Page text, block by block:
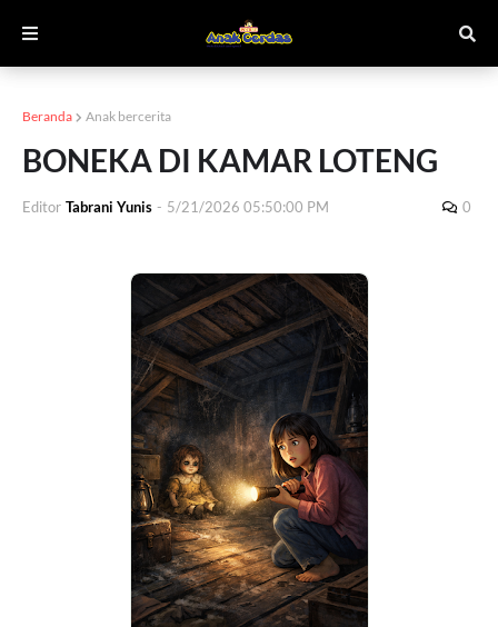
Beranda Anak bercerita
BONEKA DI KAMAR LOTENG
Editor Tabrani Yunis - 5/21/2026 05:50:00 PM 0